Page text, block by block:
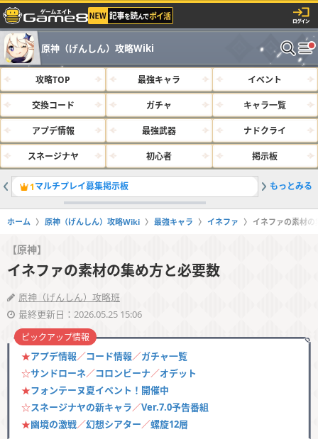
原神（げんしん）攻略Wiki
攻略TOP 最強キャラ イベント
交換コード ガチャ キャラ一覧
アプデ情報 最強武器 ナドクライ
スネージナヤ 初心者 掲示板
1マルチプレイ募集掲示板 2最強キ
もっとみる
ホーム 原神（げんしん）攻略Wiki 最強キャラ イネファ イネファの素材
【原神】
イネファの素材の集め方と必要数
原神（げんしん）攻略班
最終更新日：2026.05.25 15:06
★アプデ情報／コード情報／ガチャ一覧
☆サンドローネ／コロンビーナ／オデット
★フォンテーヌ夏イベント！開催中
☆スネージナヤの新キャラ／Ver.7.0予告番組
★幽境の激戦／幻想シアター／螺旋12層
ピックアップ情報